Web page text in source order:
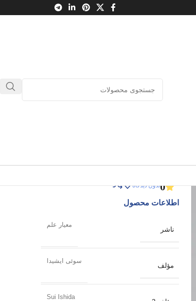
0بدون دیدگاه
اطلاعات محصول
ناشر
معیار علم
مؤلف
سوئی ایشیدا
Sui Ishida